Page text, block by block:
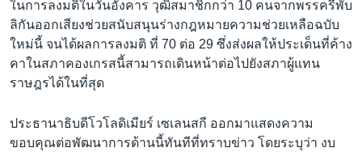
ในการลงมติในวันอังคาร วุฒิสมาชิกกว่า 10 คนจากพรรครีพับ
ลิกันออกเสียงช่วยสนับสนุนร่างกฎหมายความช่วยเหลือฉบับ
ใหม่นี้ จนได้ผลการลงมติ ที่ 70 ต่อ 29 ซึ่งส่งผลให้ประเด็นที่ค้าง
คาในสภาคองเกรสนี้สามารถเดินหน้าต่อไปยังสภาผู้แทน
ราษฎรได้ในที่สุด
ประธานาธิบดีโวโลดิเมียร์ เซเลนสกี ออกมาแสดงความ
ขอบคุณต่อพัฒนาการด้านนี้ทันทีที่ทราบข่าว โดยระบุว่า งบ